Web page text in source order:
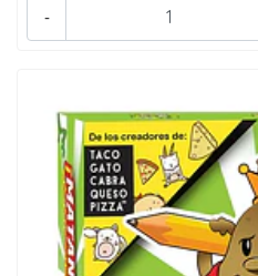
-